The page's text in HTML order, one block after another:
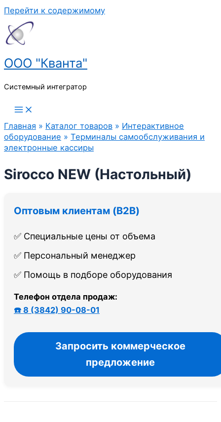
Перейти к содержимому
ООО "Кванта"
Системный интегратор
Главная » Каталог товаров » Интерактивное
оборудование » Терминалы самообслуживания и
электронные кассиры
Sirocco NEW (Настольный)
Оптовым клиентам (B2B)
✅ Специальные цены от объема
✅ Персональный менеджер
✅ Помощь в подборе оборудования
Телефон отдела продаж:
☎️ 8 (3842) 90-08-01
Запросить коммерческое
предложение